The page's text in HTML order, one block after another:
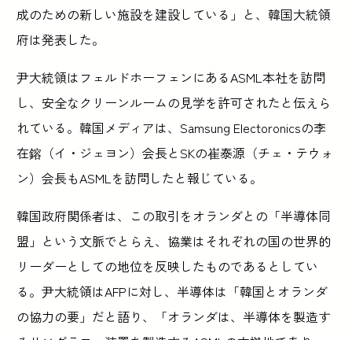
成のための新しい施設を建設している」と、韓国大統領
府は発表した。
尹大統領はフェルドホーフェンにあるASML本社を訪問
し、安全なクリーンルームの見学を許可されたと伝えら
れている。韓国メディアは、Samsung Electoronicsの李
在鎔（イ・ジェヨン）会長とSKの崔泰源（チェ・テウォ
ン）会長もASMLを訪問したと報じている。
韓国政府関係者は、この取引をオランダとの「半導体同
盟」という文脈でとらえ、協業はそれぞれの国の世界的
リーダーとしての地位を反映したものであるとしてい
る。尹大統領はAFPに対し、半導体は「韓国とオランダ
の協力の要」だと語り、「オランダは、半導体を製造す